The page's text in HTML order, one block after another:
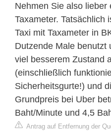
Nehmen Sie also lieber
Taxameter. Tatsächlich
Taxi mit Taxameter in
Dutzende Male benutzt
viel besserem Zustand
(einschließlich
Sicherheitsgurte!) und
Grundpreis bei Uber
Baht/Minute und 4,5
Antrag auf Entfernung der